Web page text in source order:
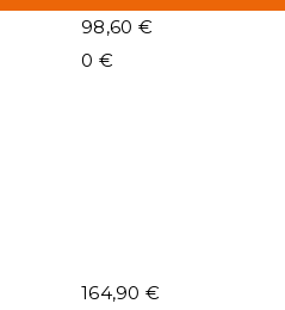
98,60 €
0 €
164,90 €